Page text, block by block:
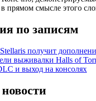
прямом смысле этого
по записям
Stellaris получит
выживалки Halls of
и выход на консолях